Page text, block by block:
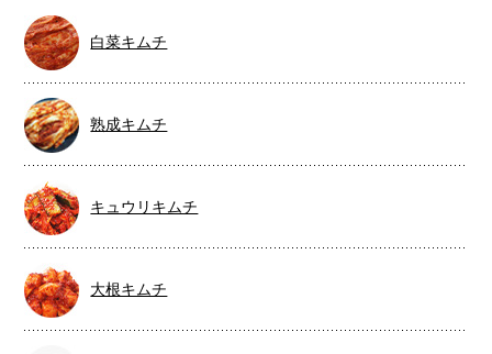
白菜キムチ
熟成キムチ
キュウリキムチ
大根キムチ